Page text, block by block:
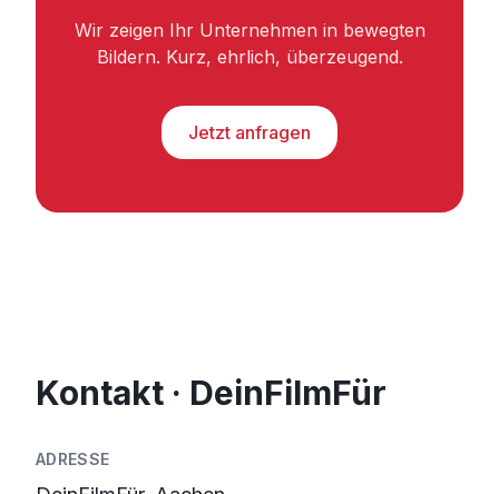
Wir zeigen Ihr Unternehmen in bewegten
Bildern. Kurz, ehrlich, überzeugend.
Jetzt anfragen
Kontakt · DeinFilmFür
ADRESSE